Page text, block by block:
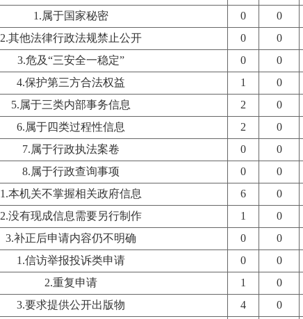
1.属于国家秘密 0 0
2.其他法律行政法规禁止公开
0 0
3.危及“三安全一稳定”
0 0
4.保护第三方合法权益
1 0
5.属于三类内部事务信息
2 0
6.属于四类过程性信息
2 0
7.属于行政执法案卷
0 0
8.属于行政查询事项
0 0
1.本机关不掌握相关政府信息 6 0
2.没有现成信息需要另行制作
1 0
3.补正后申请内容仍不明确
0 0
1.信访举报投诉类申请 0 0
2.重复申请
1 0
3.要求提供公开出版物
4 0